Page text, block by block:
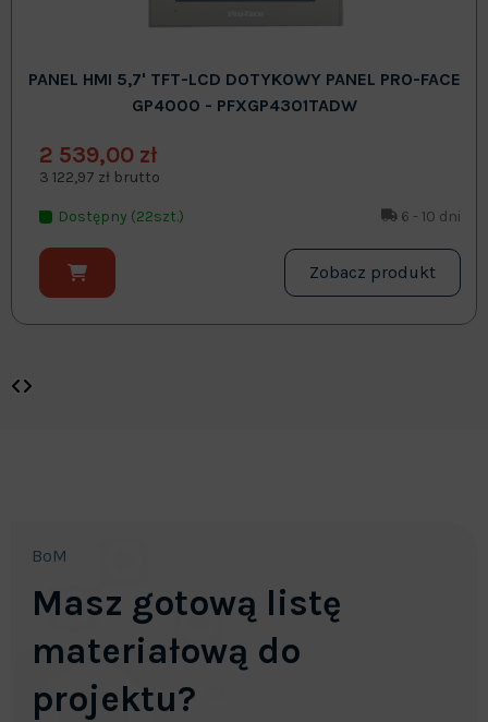
PANEL HMI 5,7' TFT-LCD DOTYKOWY PANEL PRO-FACE
GP4000 - PFXGP4301TADW
2 539,00 zł
3 122,97 zł brutto
Dostępny (22szt.) 6 - 10 dni
Zobacz produkt
BoM
Masz gotową listę
materiałową do
projektu?